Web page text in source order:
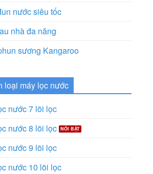
nước siêu tốc
nhà đa năng
sương Kangaroo
loại máy lọc nước
nước 7 lõi lọc
nước 8 lõi lọc
nước 9 lõi lọc
nước 10 lõi lọc